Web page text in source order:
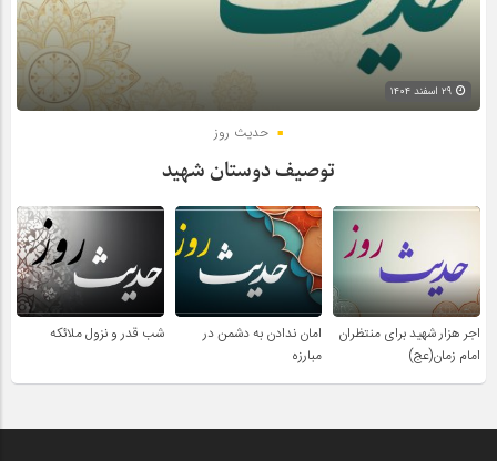
حدیث روز
توصیف دوستان شهید
اجر هزار شهید برای منتظران
امام زمان(عج)
امان ندادن به دشمن در
مبارزه
شب قدر و نزول ملائکه